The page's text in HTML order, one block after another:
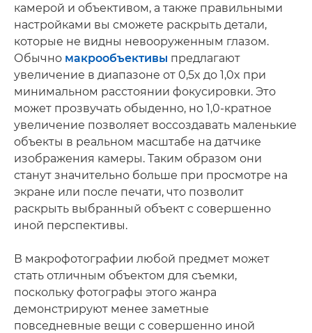
камерой и объективом, а также правильными
настройками вы сможете раскрыть детали,
которые не видны невооруженным глазом.
Обычно макрообъективы предлагают
увеличение в диапазоне от 0,5x до 1,0x при
минимальном расстоянии фокусировки. Это
может прозвучать обыденно, но 1,0-кратное
увеличение позволяет воссоздавать маленькие
объекты в реальном масштабе на датчике
изображения камеры. Таким образом они
станут значительно больше при просмотре на
экране или после печати, что позволит
раскрыть выбранный объект с совершенно
иной перспективы.
В макрофотографии любой предмет может
стать отличным объектом для съемки,
поскольку фотографы этого жанра
демонстрируют менее заметные
повседневные вещи с совершенно иной